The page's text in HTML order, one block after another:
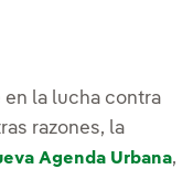
en la lucha contra
razones, la
Agenda Urbana,